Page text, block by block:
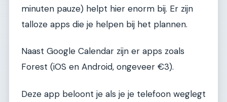
minuten pauze) helpt hier enorm bij. Er zijn
talloze apps die je helpen bij het plannen.
Naast Google Calendar zijn er apps zoals
Forest (iOS en Android, ongeveer €3).
Deze app beloont je als je je telefoon weglegt